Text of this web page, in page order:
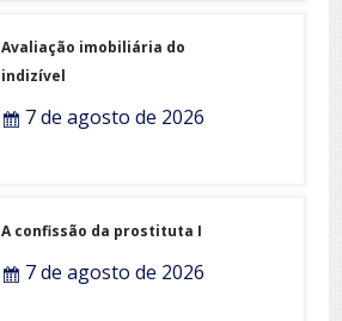
Avaliação imobiliária do
indizível
7 de agosto de 2026
A confissão da prostituta I
7 de agosto de 2026